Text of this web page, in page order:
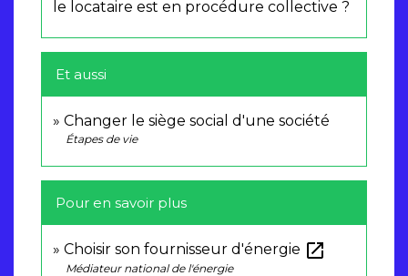
le locataire est en procédure collective ?
Et aussi
Changer le siège social d'une société
Étapes de vie
Pour en savoir plus
Choisir son fournisseur d'énergie open_in_new
Médiateur national de l'énergie